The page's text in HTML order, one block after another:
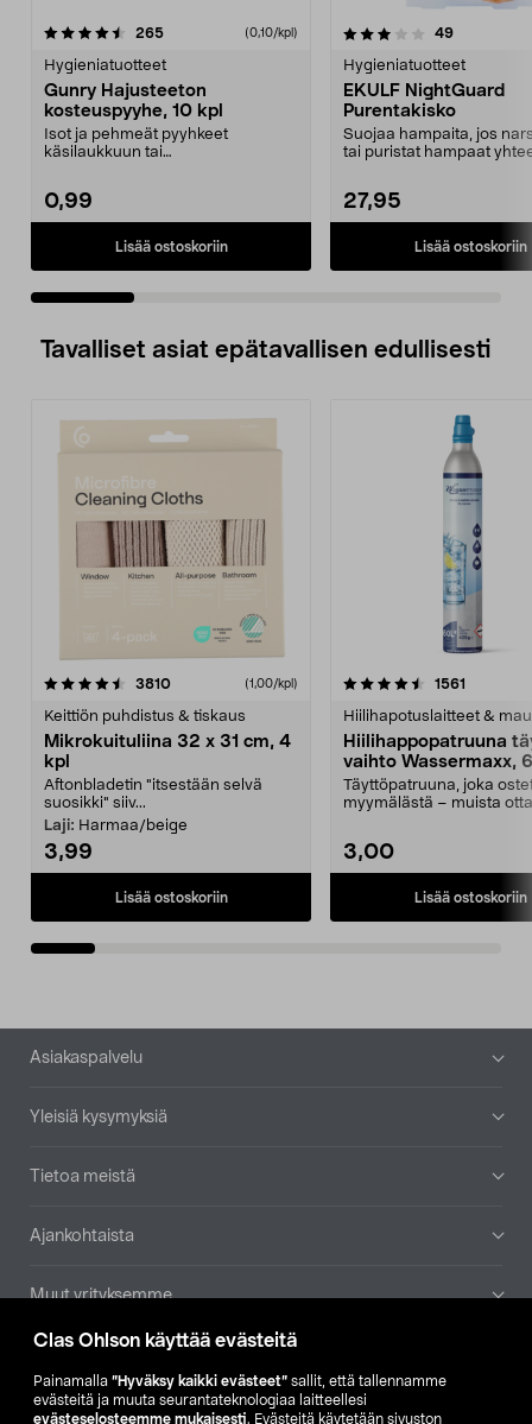
Clas Ohlson käyttää evästeitä
Painamalla ”Hyväksy kaikki evästeet” sallit, että tallennamme
evästeitä ja muuta seurantateknologiaa laitteellesi
evästeselosteemme mukaisesti. Evästeitä käytetään sivuston
265arvostelut (0,10/kpl)
Hygieniatuotteet
Gunry Hajusteeton
kosteuspyyhe, 10 kpl
Isot ja pehmeät pyyhkeet
käsilaukkuun tai
0,99
Lisää ostoskoriin
3.5 viidestä
49arvostelut
Hygieniatuotteet
EKULF NightGuard
Purentakisko
Suojaa hampaita, jos
tai puristat hampaat
27,95
Lisää ostoskoriin
4.5 viidestä
Tavalliset asiat epätavallisen edullisesti
3810arvostelut (1,00/kpl)
Keittiön puhdistus & tiskaus
Mikrokuituliina 32 x 31 cm, 4
kpl
Aftonbladetin "itsestään selvä
suosikki" siiv...
Laji: Harmaa/beige
3,99
Lisää ostoskoriin
4.5viidestä
1561
Hiilihapotuslaitteet &
Hiilihappopatruuna
vaihto Wassermaxx,
Täyttöpatruuna, joka
myymälästä – muista
3,00
Lisää ostoskoriin
4.5viidestä
Alatunniste
Asiakaspalvelu
Yleisiä kysymyksiä
Tietoa meistä
Ajankohtaista
Muut yrityksemme
Etsi myymälä
SE NO FI